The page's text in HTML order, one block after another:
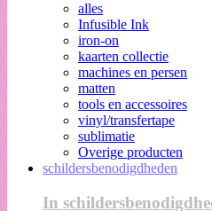
alles
Infusible Ink
iron-on
kaarten collectie
machines en persen
matten
tools en accessoires
vinyl/transfertape
sublimatie
Overige producten
schildersbenodigdheden
In